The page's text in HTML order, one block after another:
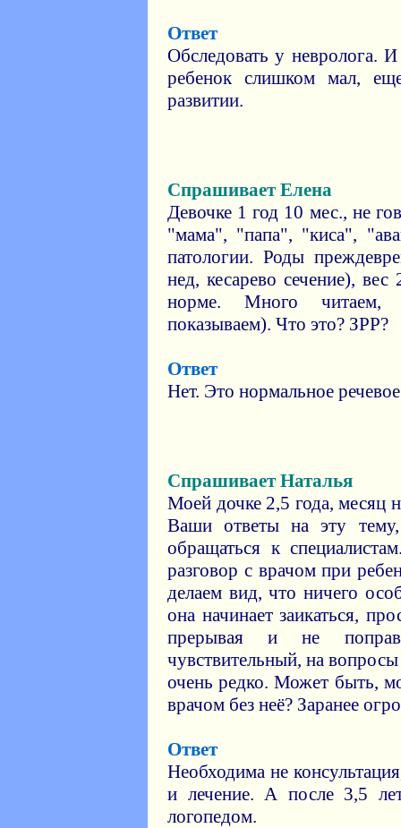
Ответ
Обследовать у невролога.
ребенок слишком мал,
развитии.
Спрашивает Елена
Девочке 1 год 10 мес., не
"мама", "папа", "киса",
патологии. Роды
нед, кесарево сечение),
норме. Много читаем,
показываем). Что это? ЗРР?
Ответ
Нет. Это нормальное
Спрашивает Наталья
Моей дочке 2,5 года, месяц
Ваши ответы на эту
обращаться к
разговор с врачом при
делаем вид, что ничего
она начинает заикаться,
прерывая и не
чувствительный, на
очень редко. Может быть,
врачом без неё? Заранее
Ответ
Необходима не
и лечение. А после 3,5 лет
логопедом.